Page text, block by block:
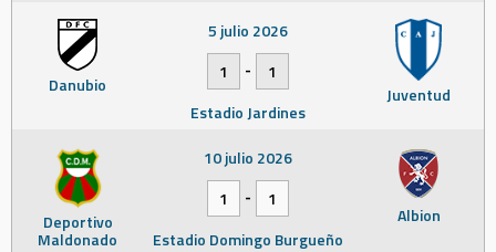
Danubio Juventud
5 julio 2026
1
-
1
Estadio Jardines
Deportivo
Maldonado
Albion
10 julio 2026
1
-
1
Estadio Domingo Burgueño